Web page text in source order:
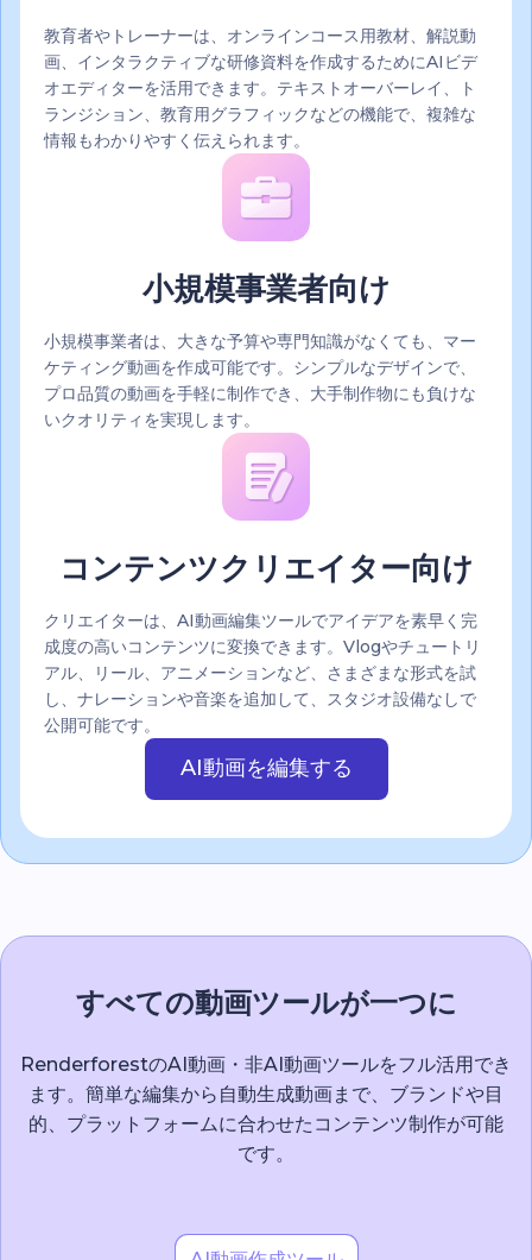
教育者やトレーナーは、オンラインコース用教材、解説動
画、インタラクティブな研修資料を作成するためにAIビデ
オエディターを活用できます。テキストオーバーレイ、ト
ランジション、教育用グラフィックなどの機能で、複雑な
情報もわかりやすく伝えられます。
小規模事業者向け
小規模事業者は、大きな予算や専門知識がなくても、マー
ケティング動画を作成可能です。シンプルなデザインで、
プロ品質の動画を手軽に制作でき、大手制作物にも負けな
いクオリティを実現します。
コンテンツクリエイター向け
クリエイターは、AI動画編集ツールでアイデアを素早く完
成度の高いコンテンツに変換できます。Vlogやチュートリ
アル、リール、アニメーションなど、さまざまな形式を試
し、ナレーションや音楽を追加して、スタジオ設備なしで
公開可能です。
AI動画を編集する
すべての動画ツールが一つに
RenderforestのAI動画・非AI動画ツールをフル活用でき
ます。簡単な編集から自動生成動画まで、ブランドや目
的、プラットフォームに合わせたコンテンツ制作が可能
です。